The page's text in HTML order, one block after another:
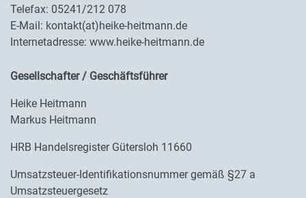
Telefax: 05241/212 078
E-Mail: kontakt(at)heike-heitmann.de
Internetadresse: www.heike-heitmann.de
Gesellschafter / Geschäftsführer
Heike Heitmann
Markus Heitmann
HRB Handelsregister Gütersloh 11660
Umsatzsteuer-Identifikationsnummer gemäß §27 a
Umsatzsteuergesetz